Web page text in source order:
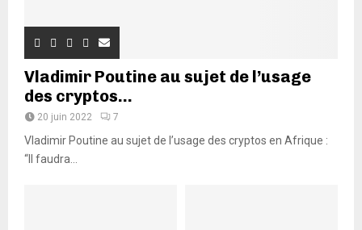
Vladimir Poutine au sujet de l’usage
des cryptos...
20 juin 2022 7
Vladimir Poutine au sujet de l’usage des cryptos en Afrique :
“Il faudra...